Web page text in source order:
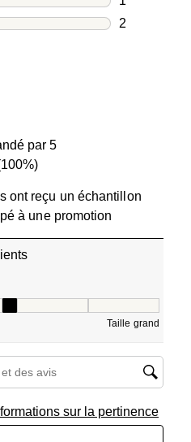
1 avis avec
2
par 5
ont reçu un échantillon
à une promotion
Taille grand
et d'avis
sur la pertinence